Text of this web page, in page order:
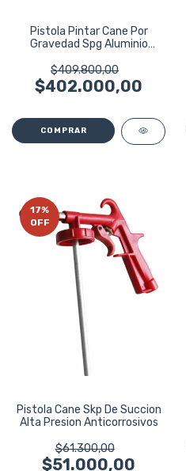
Pistola Pintar Cane Por
Gravedad Spg Aluminio
$409.800,00
$402.000,00
17%
OFF
Pistola Cane Skp De Succion
Alta Presion Anticorrosivos
$61.300,00
$51.000,00